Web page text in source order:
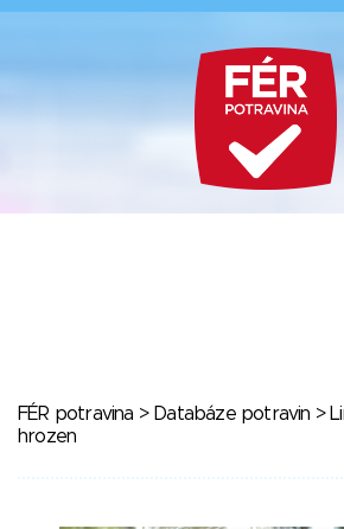
FÉR potravina > Databáze potravin >
hrozen